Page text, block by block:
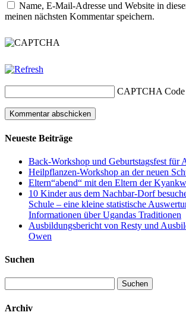
Name, E-Mail-Adresse und Website in
meinen nächsten Kommentar speichern.
CAPTCHA Code
Neueste Beiträge
Back-Workshop und Geburtstagsfest für
Heilpflanzen-Workshop an der neuen
Eltern“abend“ mit den Eltern der
10 Kinder aus dem Nachbar-Dorf
Schule – eine kleine statistische
Informationen über Ugandas Traditionen
Ausbildungsbericht von Resty und
Owen
Suchen
nach:
Archiv